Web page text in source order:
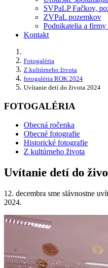
SVPaLP Fačkov,
ZVPaL pozemkov
Podnikatelia a firmy
Kontakt
Fotogaléria
Z kultúrneho života
fotogaléria ROK 2024
Uvítanie detí do života 2024
FOTOGALÉRIA
Obecná ročenka
Obecné fotografie
Historické fotografie
Z kultúrneho života
Uvítanie detí do
12. decembra sme slávnostne
2024.